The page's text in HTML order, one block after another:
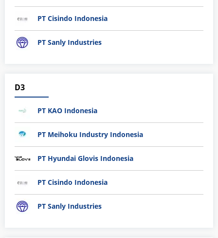
PT Cisindo Indonesia
PT Sanly Industries
D3
PT KAO Indonesia
PT Meihoku Industry Indonesia
PT Hyundai Glovis Indonesia
PT Cisindo Indonesia
PT Sanly Industries